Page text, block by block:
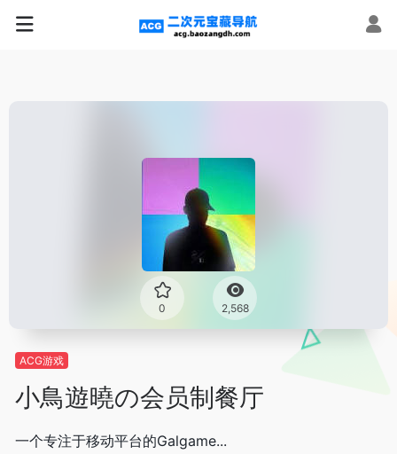
0 2,568
ACG游戏
小鳥遊曉の会员制餐厅
一个专注于移动平台的Galgame...